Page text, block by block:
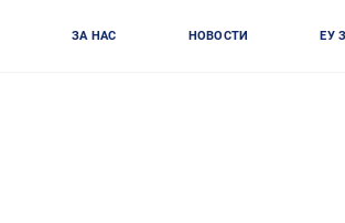
ЗА НАС НОВОСТИ ЕУ